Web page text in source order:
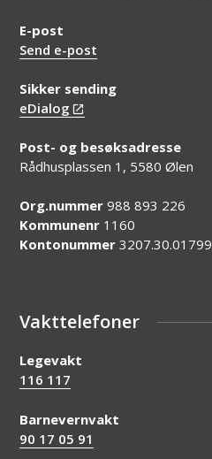
E-post
Send e-post
Sikker sending
eDialog
Post- og besøksadresse
Rådhusplassen 1, 5580 Ølen
Org.nummer988 893 226
Kommunenr 1160
Kontonummer3207.30.01799
Vakttelefoner
Legevakt
116 117
Barnevernvakt
90 17 05 91